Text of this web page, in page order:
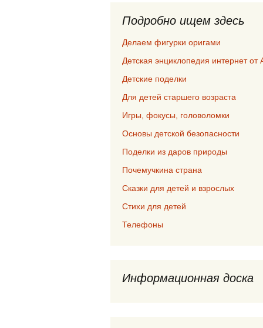
Подробно ищем здесь
Делаем фигурки оригами
Детская энциклопедия интернет от
Детские поделки
Для детей старшего возраста
Игры, фокусы, головоломки
Основы детской безопасности
Поделки из даров природы
Почемучкина страна
Сказки для детей и взрослых
Стихи для детей
Телефоны
Информационная доска